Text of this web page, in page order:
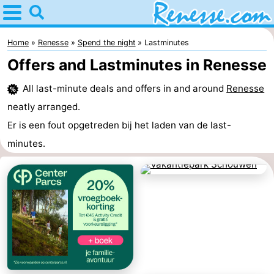
Home
Renesse
Tips
For
kids
Spend
the
night
Apartments
-
Port
Greve
Zeeuwse
Kust
Bed
(and
Campsites
Home Renesse Spend the night Lastminutes
Offers and Lastminutes in Renesse
All last-minute deals and offers in and around Renesse
neatly arranged.
Er is een fout opgetreden bij het laden van de last-
minutes.